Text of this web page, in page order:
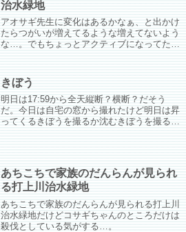
治水緑地
アオサギ先生に変化はあるかなぁ、と出かけ
たらつがいが増えてるような増えてないよう
な…。でもちょっとアクティブになってたか
きぼう
明日は17:59から全天縦断？横断？だそう
だ。今日は自宅の窓から撮れたけど明日は昇
ってくるきぼうを撮るか沈むきぼうを撮るか
あちこちで家族のだんらんが見られ
る打上川治水緑地
あちこちで家族のだんらんが見られる打上川
治水緑地だけどコサギちゃんのところだけは
殺伐としている気がする…。